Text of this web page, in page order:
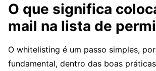
O que significa
mail na lista de
O whitelisting é um passo simples,
fundamental, dentro das boas